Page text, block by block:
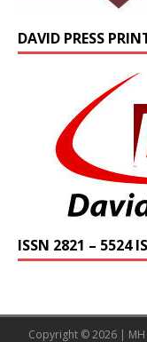
DAVID PRESS
ISSN 2821 – 5524
Copyright © 2026 | MH